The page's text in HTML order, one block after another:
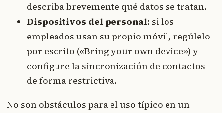
describa brevemente qué datos se tratan.
Dispositivos del personal: si los
empleados usan su propio móvil, regúlelo
por escrito («Bring your own device») y
configure la sincronización de contactos
de forma restrictiva.
No son obstáculos para el uso típico en un